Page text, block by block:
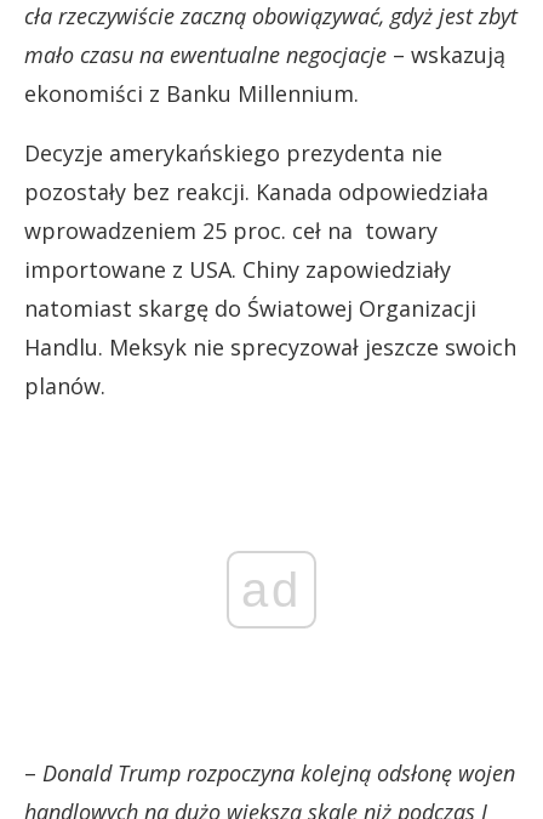
cła rzeczywiście zaczną obowiązywać, gdyż jest zbyt
mało czasu na ewentualne negocjacje – wskazują
ekonomiści z Banku Millennium.
Decyzje amerykańskiego prezydenta nie
pozostały bez reakcji. Kanada odpowiedziała
wprowadzeniem 25 proc. ceł na towary
importowane z USA. Chiny zapowiedziały
natomiast skargę do Światowej Organizacji
Handlu. Meksyk nie sprecyzował jeszcze swoich
planów.
ad
– Donald Trump rozpoczyna kolejną odsłonę wojen
handlowych na dużo większą skalę niż podczas I